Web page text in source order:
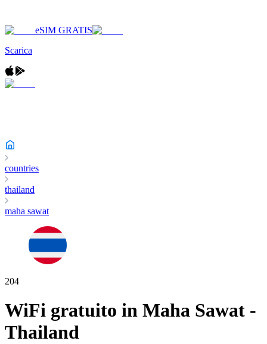
eSIM GRATIS
Scarica
countries
thailand
maha sawat
204
WiFi gratuito in Maha Sawat -
Thailand